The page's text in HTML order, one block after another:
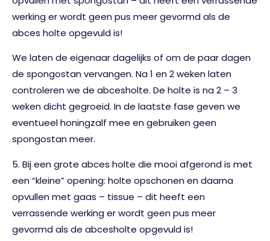
werking er wordt geen pus meer gevormd als de
abces holte opgevuld is!
We laten de eigenaar dagelijks of om de paar dagen
de spongostan vervangen. Na 1 en 2 weken laten
controleren we de abcesholte. De holte is na 2 – 3
weken dicht gegroeid. In de laatste fase geven we
eventueel honingzalf mee en gebruiken geen
spongostan meer.
5. Bij een grote abces holte die mooi afgerond is met
een “kleine” opening: holte opschonen en daarna
opvullen met gaas – tissue – dit heeft een
verrassende werking er wordt geen pus meer
gevormd als de abcesholte opgevuld is!